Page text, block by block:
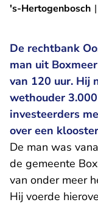
's-Hertogenbosch |
De rechtbank
man uit
van 120 uur. Hij
wethouder
investeerders
over een
De man was
de gemeente
van onder meer
Hij voerde